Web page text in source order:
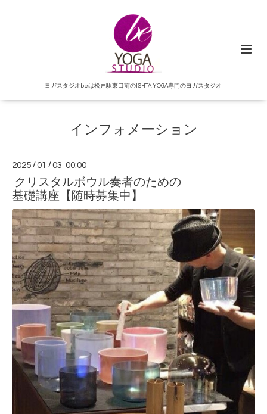
ヨガスタジオbeは松戸駅東口前のISHTA YOGA専門のヨガスタジオ
インフォメーション
2025 /01 /03 00:00
クリスタルボウル奏者のための
基礎講座【随時募集中】